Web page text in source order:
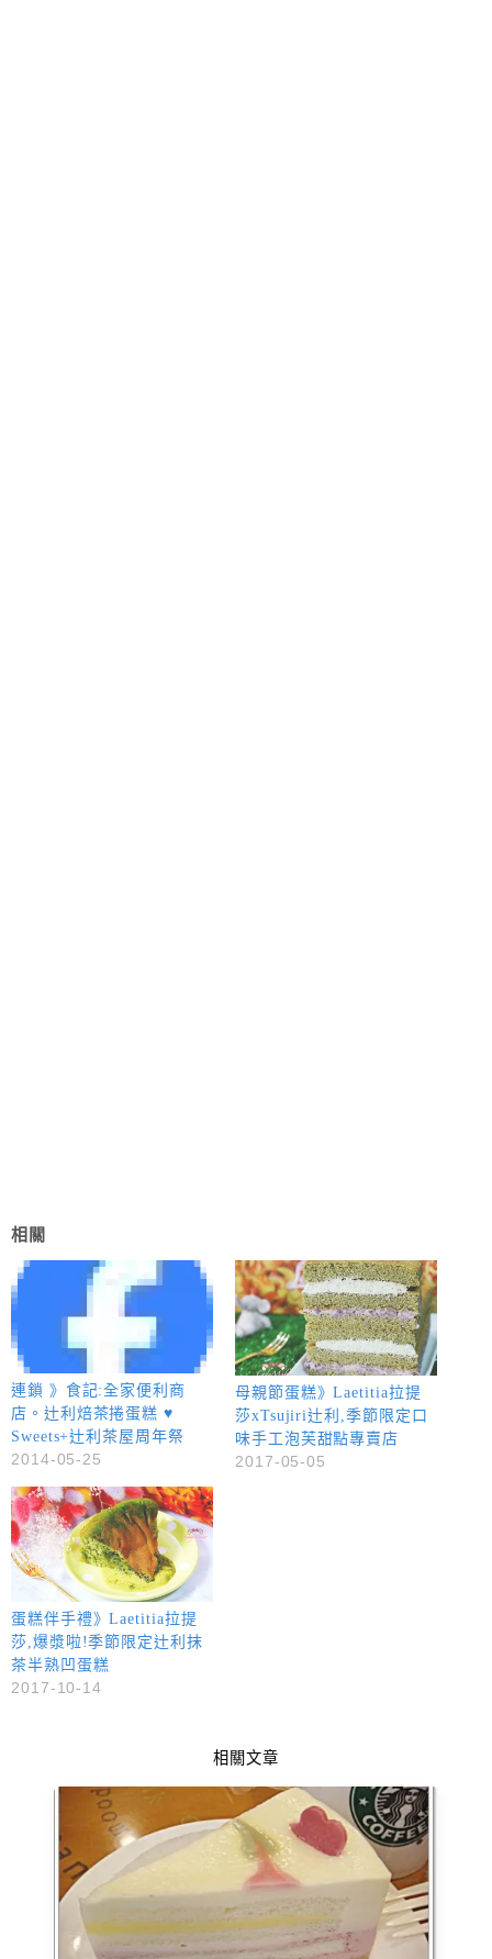
相關
連鎖 》食記:全家便利商
店。辻利焙茶捲蛋糕 ♥
Sweets+辻利茶屋周年祭
2014-05-25
母親節蛋糕》Laetitia拉提
莎xTsujiri辻利,季節限定口
味手工泡芙甜點專賣店
2017-05-05
蛋糕伴手禮》Laetitia拉提
莎,爆漿啦!季節限定辻利抹
茶半熟凹蛋糕
2017-10-14
相關文章